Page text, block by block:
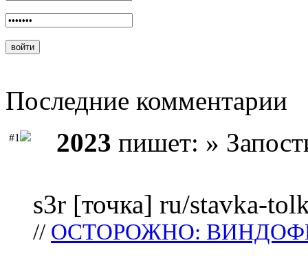
Последние комментарии
#1 2023 пишет: »
s3r [точка] ru/stavka-
// ОСТОРОЖНО: